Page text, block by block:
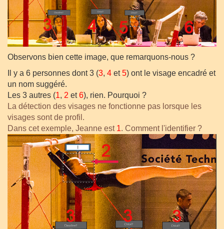
Observons bien cette image, que remarquons-nous ?
Il y a 6 personnes dont 3 (3, 4 et5) ont le visage encadré et
un nom suggéré.
Les 3 autres (1, 2 et6), rien. Pourquoi ?
La détection des visages ne fonctionne pas lorsque les
visages sont de profil .
Dans cet exemple, Jeanne est 1. Comment l'identifier ?